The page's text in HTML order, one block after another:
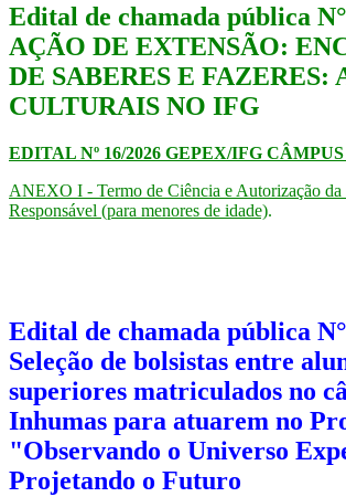
Edital de chamada pública
AÇÃO DE EXTENSÃO:
DE SABERES E FAZERES:
CULTURAIS NO IFG​​​​
EDITAL Nº 16/2026 GEPEX/IFG
ANEXO I - Termo de Ciência e Autorização da
Responsável (para menores de idade).
Edital de chamada pública
Seleção de bolsistas entre
superiores matriculados no
Inhumas para atuarem no
"Observando o Universo
Projetando o Futuro​​​​​​